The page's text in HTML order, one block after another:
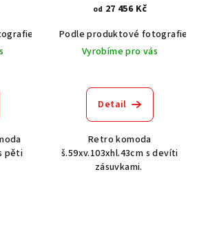
Akát vintage BT1551
Dub světlý
pěti
od 27 456 Kč
Podle produktové fotografie
Vyrobíme pro vás
Detail
Retro komoda
š.59xv.103xhl.43cm s devíti
zásuvkami.